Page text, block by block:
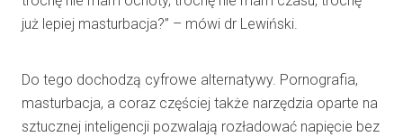
już lepiej masturbacja?” – mówi dr Lewiński.
Do tego dochodzą cyfrowe alternatywy. Pornografia,
masturbacja, a coraz częściej także narzędzia oparte na
sztucznej inteligencji pozwalają rozładować napięcie bez